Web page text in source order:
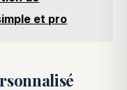
et pro